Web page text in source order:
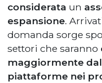
considerata un
espansione.
domanda sorge
settori che saranno
maggiormente
piattaforme nei